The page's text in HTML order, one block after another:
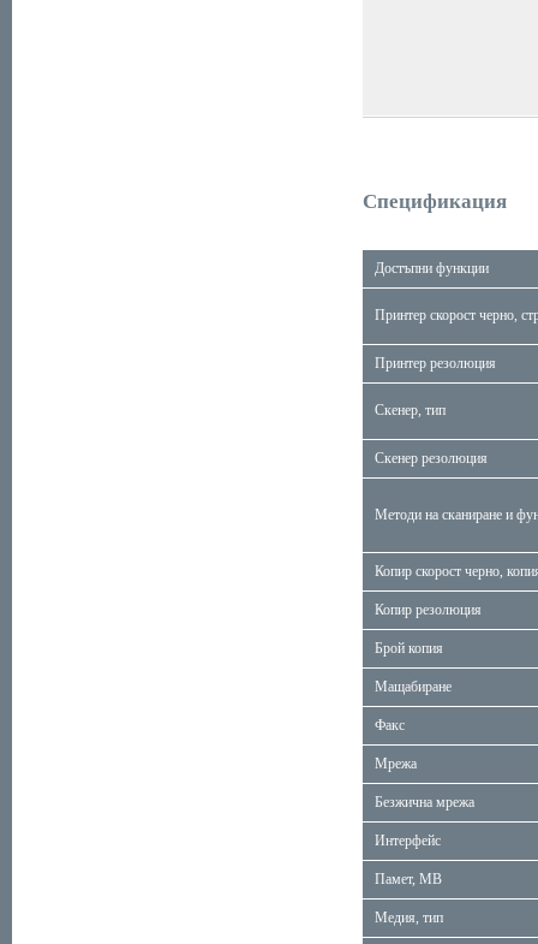
Спецификация
Достъпни функции
Принтер скорост черно,
Принтер резолюция
Скенер, тип
Скенер резолюция
Методи на сканиране и
Копир скорост черно,
Копир резолюция
Брой копия
Мащабиране
Факс
Мрежа
Безжична мрежа
Интерфейс
Памет, MB
Медия, тип